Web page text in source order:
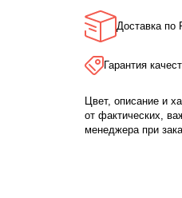
Доставка по
Гарантия
Цвет, описание и
от фактических,
менеджера при